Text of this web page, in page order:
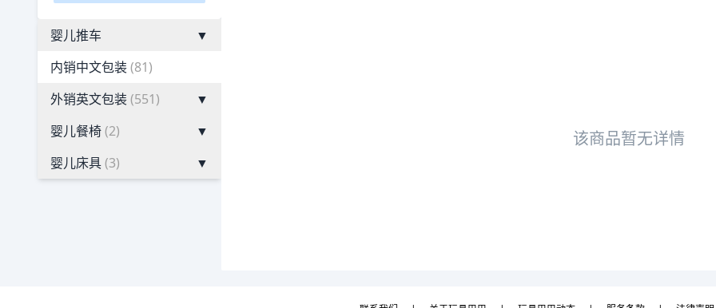
婴儿推车
▼
内销中文包装(81)
外销英文包装(551)
▼
婴儿餐椅(2)
▼
婴儿床具(3) ▼
该商品暂无详情